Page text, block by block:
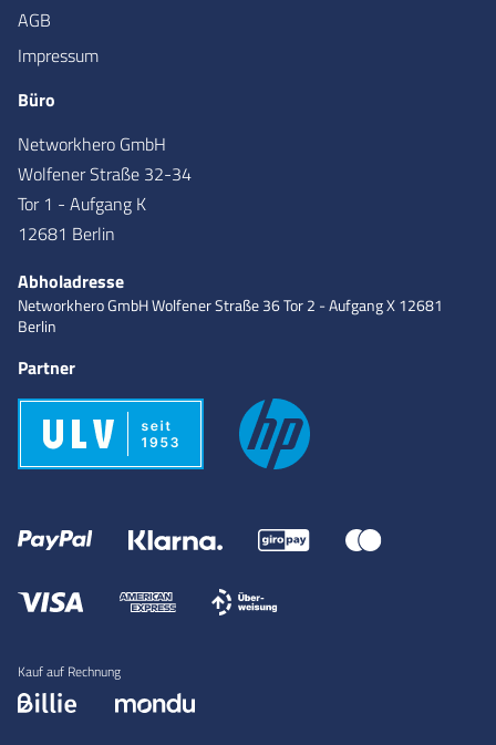
AGB
Impressum
Büro
Networkhero GmbH
Wolfener Straße 32-34
Tor 1 - Aufgang K
12681 Berlin
Abholadresse
Networkhero GmbHWolfener Straße 36Tor 2 - Aufgang X12681
Berlin
Partner
Kauf auf Rechnung